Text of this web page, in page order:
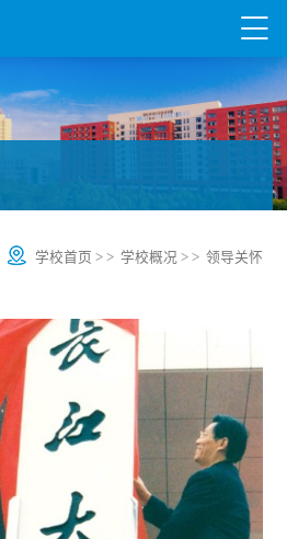
学校首页 > > 学校概况> > 领导关怀